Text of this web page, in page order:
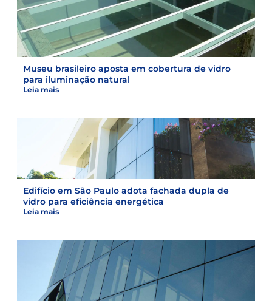
Museu brasileiro aposta em cobertura de vidro
para iluminação natural
Leia mais
Edifício em São Paulo adota fachada dupla de
vidro para eficiência energética
Leia mais